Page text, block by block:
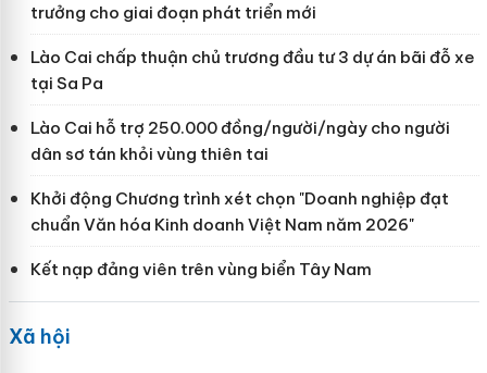
trưởng cho giai đoạn phát triển mới
Lào Cai chấp thuận chủ trương đầu tư 3 dự án bãi đỗ xe
tại Sa Pa
Lào Cai hỗ trợ 250.000 đồng/người/ngày cho người
dân sơ tán khỏi vùng thiên tai
Khởi động Chương trình xét chọn "Doanh nghiệp đạt
chuẩn Văn hóa Kinh doanh Việt Nam năm 2026"
Kết nạp đảng viên trên vùng biển Tây Nam
Xã hội